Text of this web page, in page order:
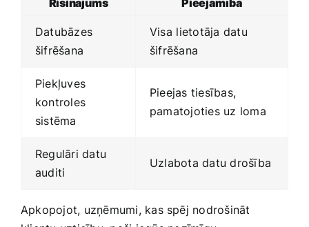
Datubāzes
‌šifrēšana
Visa⁤ lietotāja datu
šifrēšana
Piekļuves
kontroles
sistēma
Pieejas tiesības,
pamatojoties uz loma
Regulāri datu
auditi
Uzlabota ​datu drošība
Apkopojot, uzņēmumi, kas spēj nodrošināt